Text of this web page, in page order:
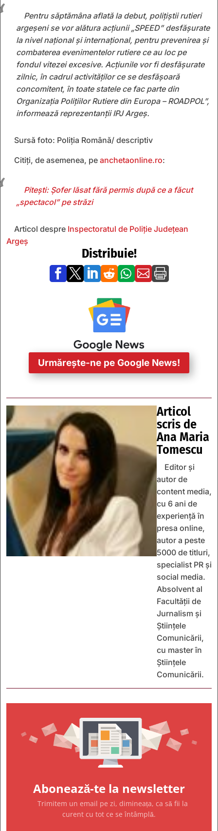
Pentru săptămâna aflată la debut, polițiștii rutieri
argeșeni se vor alătura acțiunii „SPEED” desfășurate
la nivel național și internațional, pentru prevenirea și
combaterea evenimentelor rutiere ce au loc pe
fondul vitezei excesive. Acțiunile vor fi desfășurate
zilnic, în cadrul activităților ce se desfășoară
concomitent, în toate statele ce fac parte din
Organizația Polițiilor Rutiere din Europa – ROADPOL”,
informează reprezentanții IPJ Argeș.
Sursă foto: Poliția Română/ descriptiv
Citiți, de asemenea, pe anchetaonline.ro:
Pitești: Șofer lăsat fără permis după ce a făcut
„spectacol” pe străzi
Articol despre Inspectoratul de Poliție Județean
Argeș
Distribuie!
      
Urmărește-ne pe Google News!
Articol
scris de
Ana Maria
Tomescu
Editor și
autor de
content media,
cu 6 ani de
experiență în
presa online,
autor a peste
5000 de titluri,
specialist PR și
social media.
Absolvent al
Facultății de
Jurnalism și
Științele
Comunicării,
cu master în
Științele
Comunicării.
Abonează-te la newsletter
Trimitem un email pe zi, dimineața, ca să fii la
curent cu tot ce se întâmplă.